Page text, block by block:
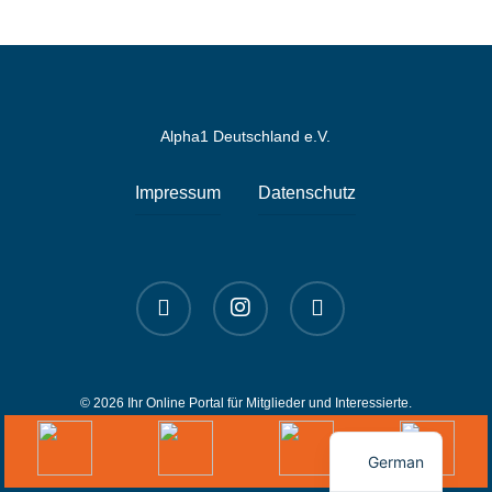
Alpha1 Deutschland e.V.
Impressum Datenschutz
linkedin instagram spotify
© 2026 Ihr Online Portal für Mitglieder und Interessierte.
German
English